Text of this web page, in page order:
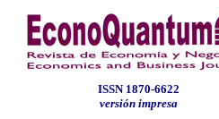
ISSN 1870-6622
versión impresa